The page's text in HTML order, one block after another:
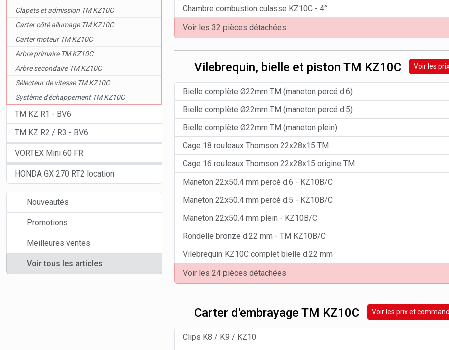
Chambre combustion culasse KZ10C - 4°
Voir les 32 pièces détachées
Vilebrequin, bielle et piston TM KZ10C Voir les
Bielle complète Ø22mm TM (maneton percé d.6)
Bielle complète Ø22mm TM (maneton percé d.5)
Bielle complète Ø22mm TM (maneton plein)
Cage 18 rouleaux Thomson 22x28x15 TM
Cage 16 rouleaux Thomson 22x28x15 origine TM
Maneton 22x50.4 mm percé d.6 - KZ10B/C
Maneton 22x50.4 mm percé d.5 - KZ10B/C
Maneton 22x50.4 mm plein - KZ10B/C
Rondelle bronze d.22 mm - TM KZ10B/C
Vilebrequin KZ10C complet bielle d.22 mm
Voir les 24 pièces détachées
Carter d'embrayage TM KZ10C Voir les prix et
Clips K8 / K9 / KZ10
Nouveautés
Promotions
Meilleures ventes
Voir tous les articles
Clapets et admission TM KZ10C
Carter côté allumage TM KZ10C
Carter moteur TM KZ10C
Arbre primaire TM KZ10C
Arbre secondaire TM KZ10C
Sélecteur de vitesse TM KZ10C
Système d'échappement TM KZ10C
TM KZ R1 - BV6
TM KZ R2 / R3 - BV6
VORTEX Mini 60 FR
HONDA GX 270 RT2 location